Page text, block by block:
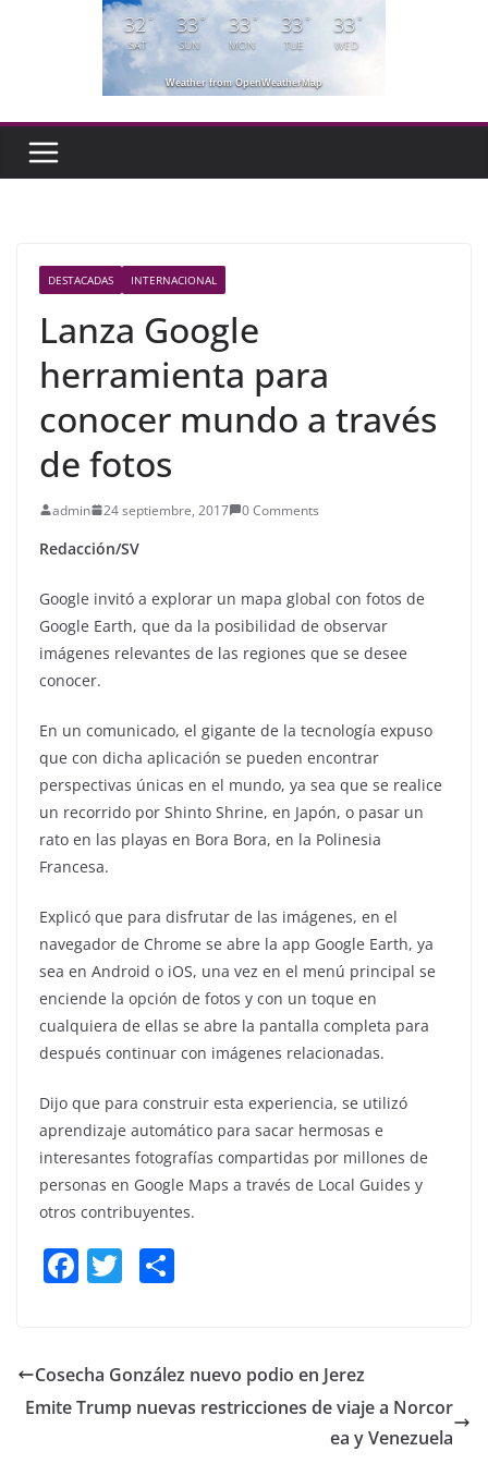
32°
SAT
33°
SUN
33°
MON
33°
TUE
33°
WED
Weather from OpenWeatherMap
DESTACADAS INTERNACIONAL
Lanza Google
herramienta para
conocer mundo a través
de fotos
admin 24 septiembre, 2017 0 Comments
Redacción/SV
Google invitó a explorar un mapa global con fotos de
Google Earth, que da la posibilidad de observar
imágenes relevantes de las regiones que se desee
conocer.
En un comunicado, el gigante de la tecnología expuso
que con dicha aplicación se pueden encontrar
perspectivas únicas en el mundo, ya sea que se realice
un recorrido por Shinto Shrine, en Japón, o pasar un
rato en las playas en Bora Bora, en la Polinesia
Francesa.
Explicó que para disfrutar de las imágenes, en el
navegador de Chrome se abre la app Google Earth, ya
sea en Android o iOS, una vez en el menú principal se
enciende la opción de fotos y con un toque en
cualquiera de ellas se abre la pantalla completa para
después continuar con imágenes relacionadas.
Dijo que para construir esta experiencia, se utilizó
aprendizaje automático para sacar hermosas e
interesantes fotografías compartidas por millones de
personas en Google Maps a través de Local Guides y
otros contribuyentes.
F
e
b
T
er e
Cosecha González nuevo podio en Jerez
Emite Trump nuevas restricciones de viaje a Norcor
ea y Venezuela